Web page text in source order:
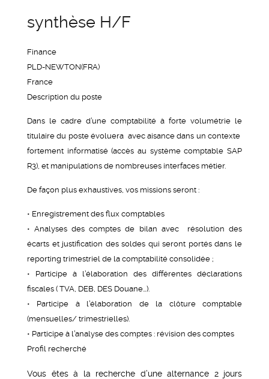
synthèse H/F
Finance
PLD-NEWTON(FRA)
France
Description du poste
Dans le cadre d’une comptabilité à forte volumétrie le
titulaire du poste évoluera avec aisance dans un contexte
fortement informatisé (accès au système comptable SAP
R3), et manipulations de nombreuses interfaces métier.
De façon plus exhaustives, vos missions seront :
• Enregistrement des flux comptables
• Analyses des comptes de bilan avec résolution des
écarts et justification des soldes qui seront portés dans le
reporting trimestriel de la comptabilité consolidée ;
• Participe à l’élaboration des différentes déclarations
fiscales ( TVA, DEB, DES Douane…).
• Participe à l’élaboration de la clôture comptable
(mensuelles/ trimestrielles).
• Participe à l’analyse des comptes : révision des comptes
Profil recherché
Vous êtes à la recherche d’une alternance 2 jours